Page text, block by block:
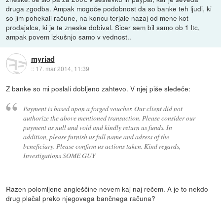
druga zgodba. Ampak mogoče podobnost da so banke teh ljudi, ki
so jim pohekali račune, na koncu terjale nazaj od mene kot
prodajalca, ki je te zneske dobival. Sicer sem bil samo ob 1 ltc,
ampak povem izkušnjo samo v vednost..
myriad
:: 17. mar 2014, 11:39
Z banke so mi poslali dobljeno zahtevo. V njej piše sledeče:
Payment is based upon a forged voucher. Our client did not
authorize the above mentioned transaction. Please consider our
payment as null and void and kindly return us funds. In
addition, please furnish us full name and adress of the
beneficiary. Please confirm us actions taken. Kind regards,
Investigations SOME GUY
Razen polomljene angleščine nevem kaj naj rečem. A je to nekdo
drug plačal preko njegovega bančnega računa?